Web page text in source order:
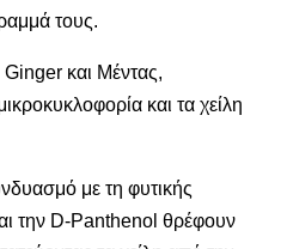
τους.
Ginger και Μέντας,
και τα χείλη
με τη φυτικής
την D-Panthenol θρέφουν